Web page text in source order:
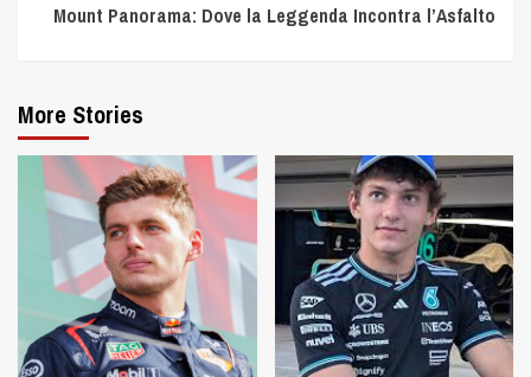
Mount Panorama: Dove la Leggenda Incontra l’Asfalto
More Stories